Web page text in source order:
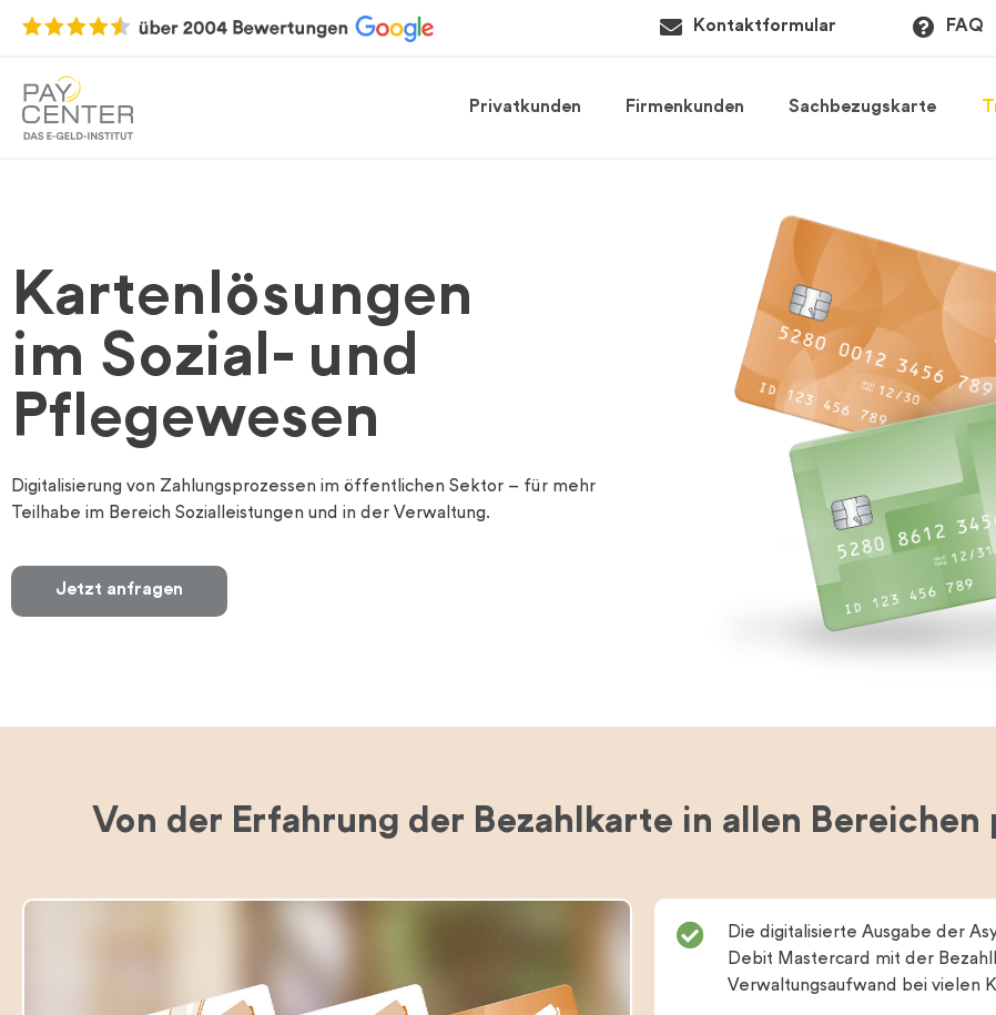
Kontaktformular FAQ
Privatkunden Firmenkunden Sachbezugskarte
Kartenlösungen
im Sozial- und
Pflegewesen
Digitalisierung von Zahlungsprozessen im öffentlichen Sektor – für mehr
Teilhabe im Bereich Sozialleistungen und in der Verwaltung.
Jetzt anfragen
Von der Erfahrung der Bezahlkarte in allen
Die digitalisierte Ausgabe der
Debit Mastercard mit der
Verwaltungsaufwand bei vielen